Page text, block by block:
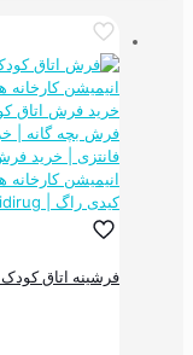
فرشینه اتاق کودک